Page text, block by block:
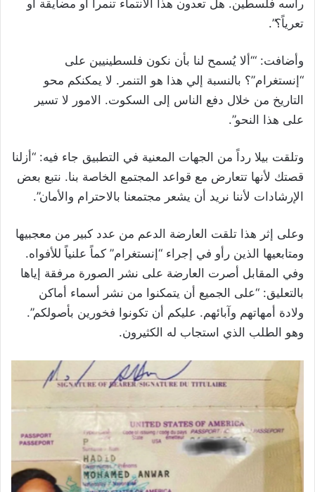
رأسه فلسطين. هل تعدون هذا الانتماء تنمراً أو مضايقة أو
تعرياً؟”.
وأضافت: “‘ألا يُسمح لنا بأن نكون فلسطينيين على
“إنستغرام”؟ بالنسبة إلي هذا هو التنمر. لا يمكنكم محو
التاريخ من خلال دفع الناس إلى السكوت. الامور لا تسير
على هذا النحو”.
وتلقت بيلا رداً من الجهات المعنية في التطبيق جاء فيه: “أزلنا
قصتك لأنها تتعارض مع قواعد المجتمع الخاصة بنا. نتبع بعض
الإرشادات لأننا نريد أن يشعر مجتمعنا بالاحترام والأمان”.
وعلى إثر هذا تلقت العارضة الدعم من عدد كبير من معجبيها
ومتابعيها الذين رأو في إجراء “إنستغرام” كماً علنياً للأفواه.
وفي المقابل أصرت العارضة على نشر الصورة مرفقة إياها
بالتعليق: “على الجميع أن يتمكنوا من نشر أسماء أماكن
ولادة أمهاتهم وآبائهم. عليكم أن تكونوا فخورين بأصولكم”.
وهو الطلب الذي استجاب له الكثيرون.